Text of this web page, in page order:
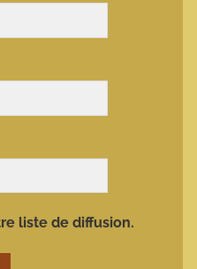
liste de diffusion.